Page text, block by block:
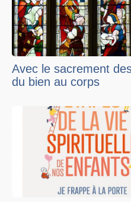
Avec le sacrement
du bien au corps